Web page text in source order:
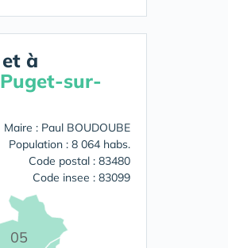
et à
Puget-sur-
Maire : Paul BOUDOUBE
Population : 8 064 habs.
Code postal : 83480
Code insee : 83099
05